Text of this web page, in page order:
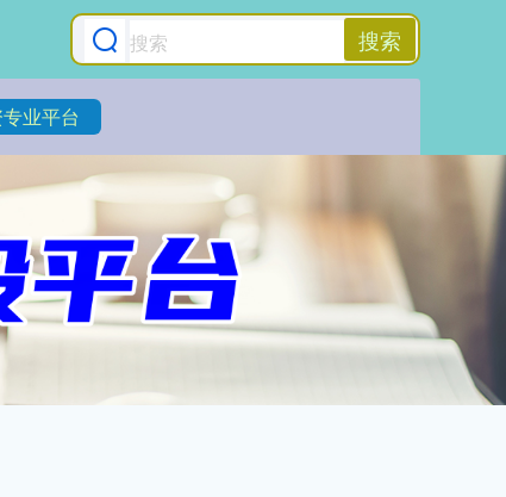
搜索
业平台